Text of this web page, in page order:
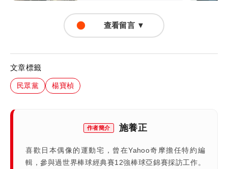
查看留言 ▼
文章標籤
民眾黨 楊寶楨
作者簡介 施養正
喜歡日本偶像的運動宅，曾在Yahoo奇摩擔任特約編
輯，參與過世界棒球經典賽12強棒球亞錦賽採訪工作。